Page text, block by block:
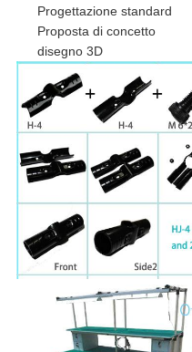
Progettazione standard
Proposta di concetto
disegno 3D